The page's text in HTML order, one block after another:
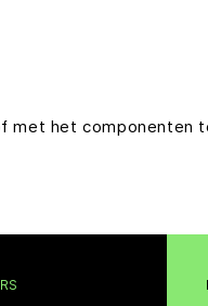
met het componenten